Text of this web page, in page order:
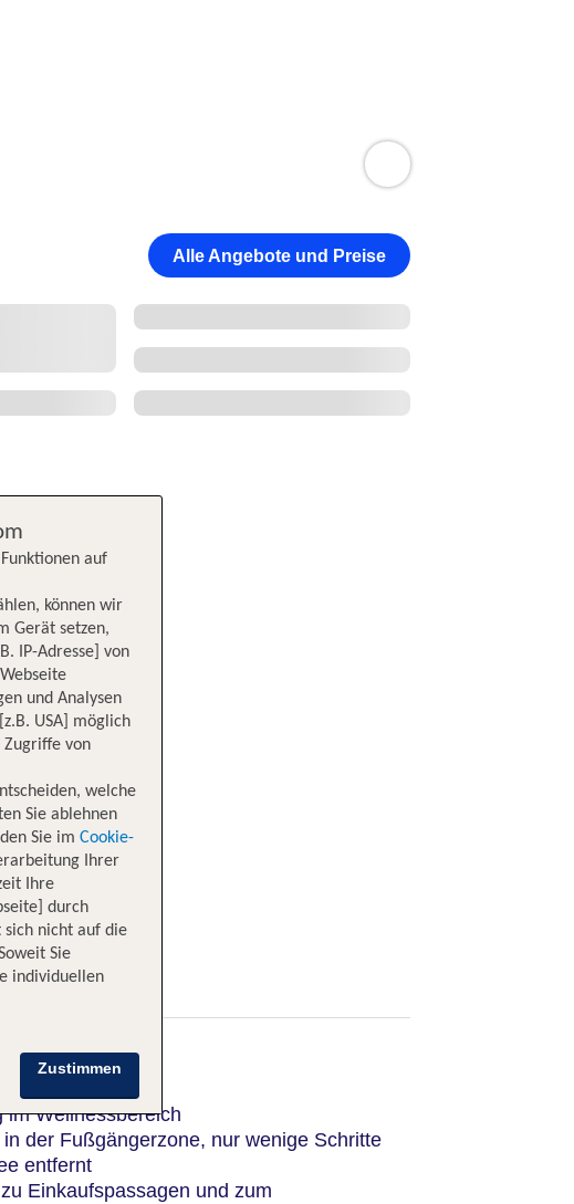
Alle Angebote und Preise
im Wellnessbereich
der Fußgängerzone, nur wenige Schritte
entfernt
Einkaufspassagen und zum
auf
können wir
Gerät setzen,
IP-Adresse] von
und Analysen
USA] möglich
Zugriffe von
welche
Sie ablehnen
Sie im Cookie-
Ihrer
Ihre
durch
nicht auf die
Sie
individuellen
Zustimmen